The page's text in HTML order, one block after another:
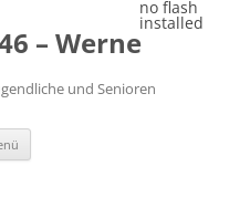
– Werne
und Senioren
no flash
installed